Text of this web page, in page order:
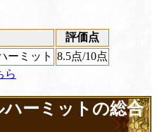
評価点
ーミット 8.5点/10点
ら
ーミットの総合